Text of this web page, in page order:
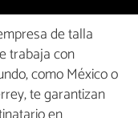
de talla
trabaja con
como México o
te garantizan